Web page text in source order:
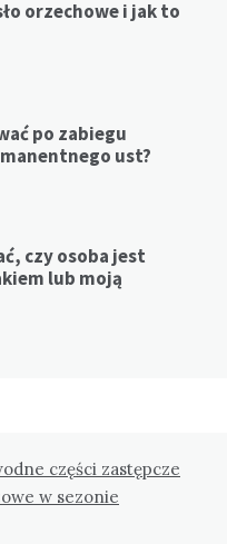
orzechowe i jak to
po zabiegu
ust?
czy osoba jest
lub moją
części zastępcze
w sezonie